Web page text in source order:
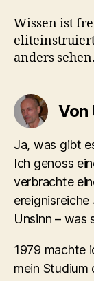
Wissen ist
anders sehen.
Von
Ja, was gibt
Ich genoss
verbrachte
Unsinn – was
1979 machte
mein